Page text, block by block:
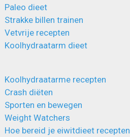
Paleo dieet
Strakke billen trainen
Vetvrije recepten
Koolhydraatarm dieet
Koolhydraatarme recepten
Crash diëten
Sporten en bewegen
Weight Watchers
Hoe bereid je eiwitdieet